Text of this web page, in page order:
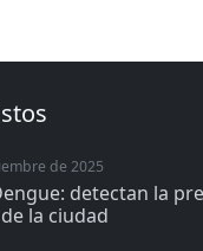
de 2025
detectan la
la ciudad